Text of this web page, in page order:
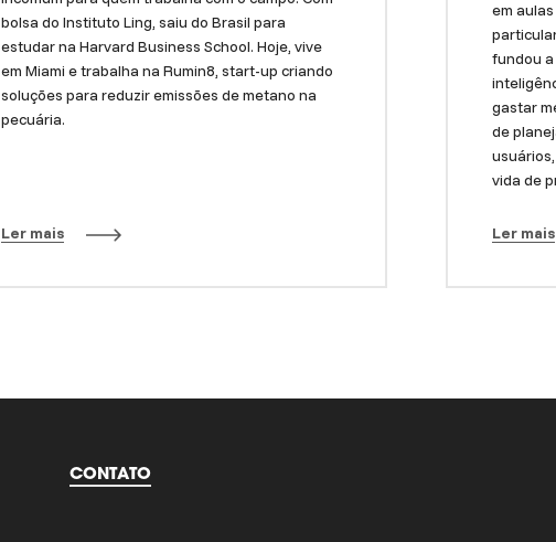
bolsa do Instituto Ling, saiu do Brasil para
estudar na Harvard Business School. Hoje, vive
em Miami e trabalha na Rumin8, start-up criando
soluções para reduzir emissões de metano na
pecuária.
Ler mais
em
fundou
gastar
de
vida de
Ler mais
CONTATO